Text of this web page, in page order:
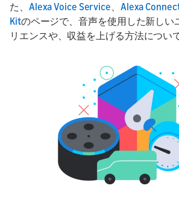
た、 Alexa Voice Service、 Alexa
Kitのページで、音声を使用した新しい
リエンスや、収益を上げる方法につい